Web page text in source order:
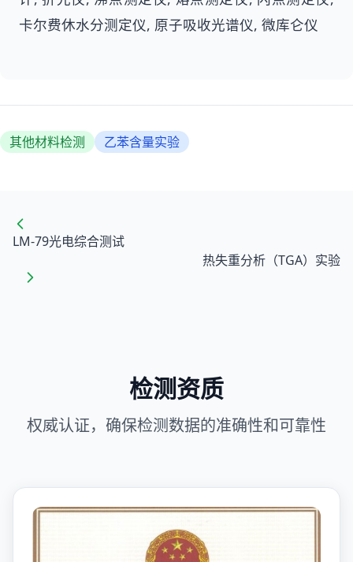
卡尔费休水分测定仪, 原子吸收光谱仪, 微库仑仪
其他材料检测 乙苯含量实验
LM-79光电综合测试
热失重分析（TGA）实验
检测资质
权威认证，确保检测数据的准确性和可靠性